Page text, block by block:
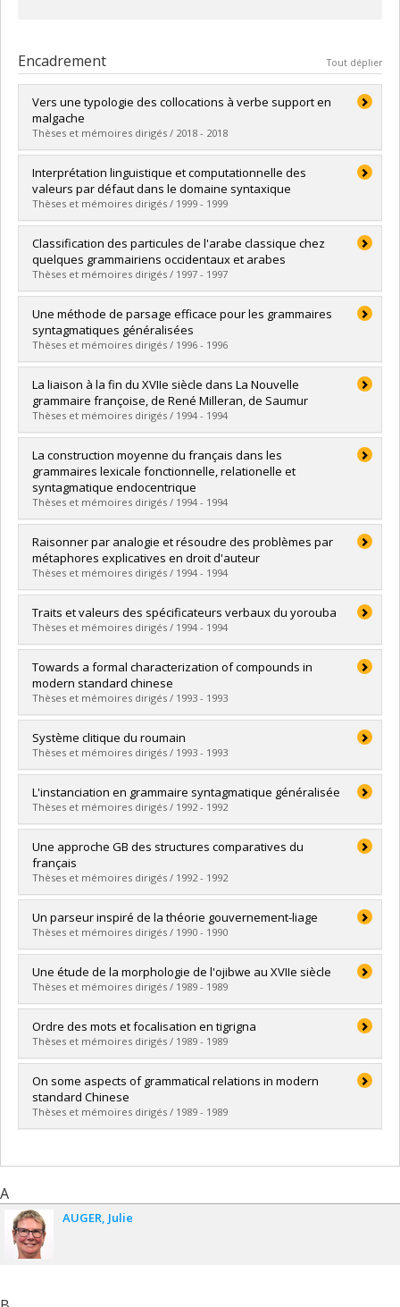
Encadrement Tout déplier
Vers une typologie des collocations à verbe support en
malgache
Thèses et mémoires dirigés / 2018 - 2018
Diplômé(e) :Hanitramalala, Rita
Cycle :Doctorat
Diplôme obtenu :Ph. D.
Lien vers le document dans Papyrus
Interprétation linguistique et computationnelle des
valeurs par défaut dans le domaine syntaxique
Thèses et mémoires dirigés / 1999 - 1999
Diplômé(e) : Da Sylva, Lyne
Cycle :Doctorat
Diplôme obtenu :Ph. D.
Lien vers le document dans Papyrus
Classification des particules de l'arabe classique chez
quelques grammairiens occidentaux et arabes
Thèses et mémoires dirigés / 1997 - 1997
Diplômé(e) :Marcoux, Christian
Cycle :Maîtrise
Diplôme obtenu :M.A.
Lien vers le document dans Papyrus
Une méthode de parsage efficace pour les grammaires
syntagmatiques généralisées
Thèses et mémoires dirigés / 1996 - 1996
Diplômé(e) :Roux, Claude
Cycle :Doctorat
Diplôme obtenu :Ph. D.
Lien vers le document dans Papyrus
La liaison à la fin du XVIIe siècle dans La Nouvelle
grammaire françoise, de René Milleran, de Saumur
Thèses et mémoires dirigés / 1994 - 1994
Diplômé(e) :Crevier, Isabelle
Cycle :Doctorat
Diplôme obtenu :Ph. D.
Lien vers le document dans Papyrus
La construction moyenne du français dans les
grammaires lexicale fonctionnelle, relationelle et
syntagmatique endocentrique
Thèses et mémoires dirigés / 1994 - 1994
Diplômé(e) :Hamel, Marie-Josée
Cycle :Maîtrise
Diplôme obtenu :M.A.
Lien vers le document dans Papyrus
Raisonner par analogie et résoudre des problèmes par
métaphores explicatives en droit d'auteur
Thèses et mémoires dirigés / 1994 - 1994
Diplômé(e) :Araj, Houda
Cycle : Doctorat
Diplôme obtenu :Ph. D.
Lien vers le document dans Papyrus
Traits et valeurs des spécificateurs verbaux du yorouba
Thèses et mémoires dirigés / 1994 - 1994
Diplômé(e) :Abou, Machoudi
Cycle :Doctorat
Diplôme obtenu :Ph. D.
Lien vers le document dans Papyrus
Towards a formal characterization of compounds in
modern standard chinese
Thèses et mémoires dirigés / 1993 - 1993
Diplômé(e) :Ngai-lai, Cheng
Cycle : Doctorat
Diplôme obtenu :Ph. D.
Système clitique du roumain
Thèses et mémoires dirigés / 1993 - 1993
Diplômé(e) :Kowal, Jerzy
Cycle : Maîtrise
Diplôme obtenu :M.A.
Lien vers le document dans Papyrus
L'instanciation en grammaire syntagmatique généralisée
Thèses et mémoires dirigés / 1992 - 1992
Diplômé(e) :Jutras, Jean-Marc
Cycle :Maîtrise
Diplôme obtenu :M.A.
Lien vers le document dans Papyrus
Une approche GB des structures comparatives du
français
Thèses et mémoires dirigés / 1992 - 1992
Diplômé(e) :Vercaingne-Ménard, Astrid
Cycle : Doctorat
Diplôme obtenu :Ph. D.
Lien vers le document dans Papyrus
Un parseur inspiré de la théorie gouvernement-liage
Thèses et mémoires dirigés / 1990 - 1990
Diplômé(e) :Da Sylva, Lyne
Cycle : Maîtrise
Diplôme obtenu :M.A.
Lien vers le document dans Papyrus
Une étude de la morphologie de l'ojibwe au XVIIe siècle
Thèses et mémoires dirigés / 1989 - 1989
Diplômé(e) :Daviault, Diane
Cycle : Doctorat
Diplôme obtenu :Ph. D.
Lien vers le document dans Papyrus
Ordre des mots et focalisation en tigrigna
Thèses et mémoires dirigés / 1989 - 1989
Diplômé(e) :Kabbaj, Rafiq
Cycle :Maîtrise
Diplôme obtenu :M.A.
Lien vers le document dans Papyrus
On some aspects of grammatical relations in modern
standard Chinese
Thèses et mémoires dirigés / 1989 - 1989
Cycle :Maîtrise
A
AUGER Julie